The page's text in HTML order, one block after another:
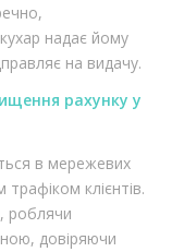
надає йому
на видачу.
рахунку у
в мережевих
клієнтів.
роблячи
довіряючи